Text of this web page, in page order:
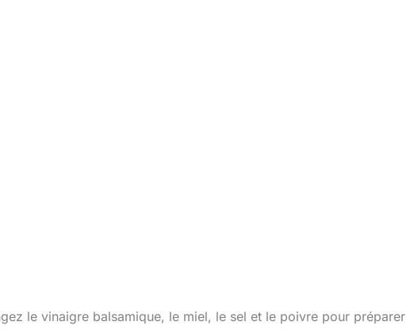
le vinaigre balsamique, le miel, le sel et le poivre pour préparer